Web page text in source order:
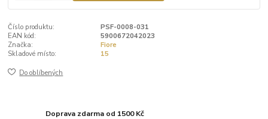
Číslo produktu:
PSF-0008-031
EAN kód:
5900672042023
Značka:
Fiore
Skladové místo:
15
Do oblíbených
Doprava zdarma od 1500 Kč